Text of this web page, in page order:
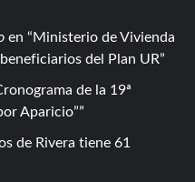
en
Ministerio de Vivienda
del Plan UR
de la 19ª
Aparicio”
de Rivera tiene 61